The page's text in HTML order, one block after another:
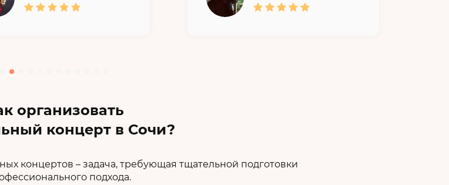
организовать
концерт в Сочи?
концертов – задача, требующая тщательной подготовки
подхода.